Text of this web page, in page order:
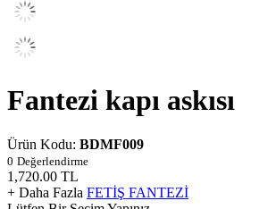
Fantezi kapı askısı
Ürün Kodu: BDMF009
0 Değerlendirme
1,720.00 TL
+ Daha Fazla FETİŞ FANTEZİ